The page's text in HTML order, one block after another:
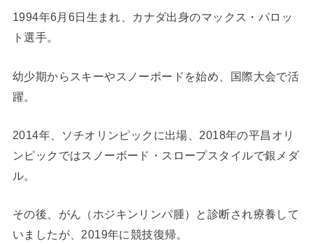
1994年6月6日生まれ、カナダ出身のマックス・パロッ
ト選手。
幼少期からスキーやスノーボードを始め、国際大会で活
躍。
2014年、ソチオリンピックに出場、2018年の平昌オリ
ンピックではスノーボード・スロープスタイルで銀メダ
ル。
その後、がん（ホジキンリンパ腫）と診断され療養して
いましたが、2019年に競技復帰。